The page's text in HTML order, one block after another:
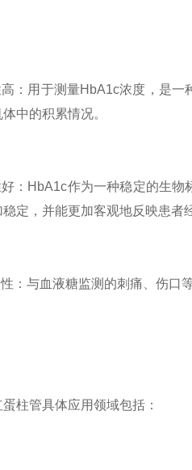
用于测量HbA1c浓度，是一
中的积累情况。
HbA1c作为一种稳定的生物
定，并能更加客观地反映患者
与血液糖监测的刺痛、伤口等
管具体应用领域包括：